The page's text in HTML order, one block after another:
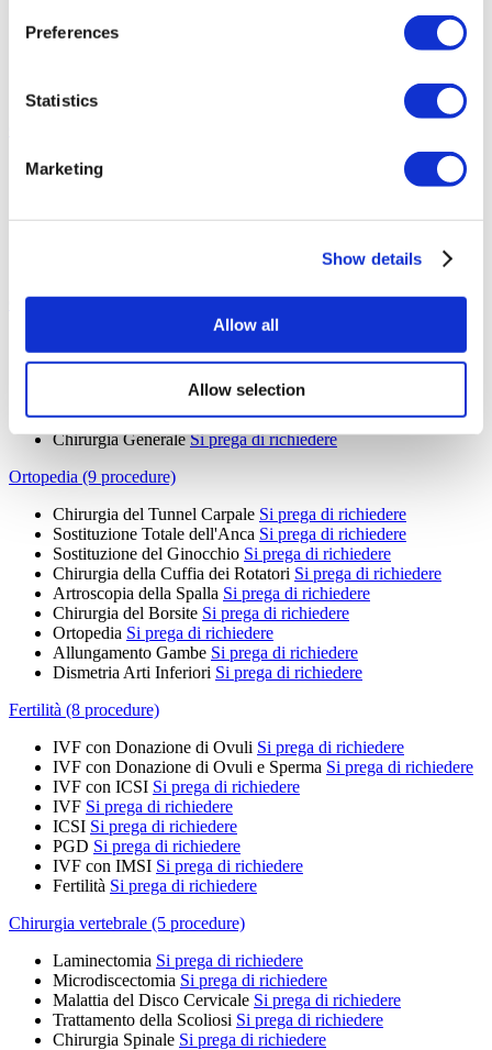
Preferences
Statistics
Marketing
Show details
Allow all
Allow selection
Trapianto Capelli DHI
Trapianto Capelli Donna
Settoplastica
Adenotonsillectomia Da 3.800 €
Si prega di richiedere
Chirurgia Generale (6 procedure)
Mastectomia Da 5.000 €
Si prega di richiedere
Si prega di richiedere
Trapianto Midollo Osseo Si prega di richiedere
Chirurgia Generale Si prega di richiedere
Ortopedia (9 procedure)
Chirurgia del Tunnel Carpale Si prega di richiedere
Sostituzione Totale dell'Anca Si prega di richiedere
Sostituzione del Ginocchio Si prega di richiedere
Chirurgia della Cuffia dei Rotatori Si prega di richiedere
Artroscopia della Spalla Si prega di richiedere
Chirurgia del Borsite Si prega di richiedere
Ortopedia Si prega di richiedere
Allungamento Gambe Si prega di richiedere
Dismetria Arti Inferiori Si prega di richiedere
Fertilità (8 procedure)
IVF con Donazione di Ovuli Si prega di richiedere
IVF con Donazione di Ovuli e Sperma Si prega di richiedere
IVF con ICSI Si prega di richiedere
IVF Si prega di richiedere
ICSI Si prega di richiedere
PGD Si prega di richiedere
IVF con IMSI Si prega di richiedere
Fertilità Si prega di richiedere
Chirurgia vertebrale (5 procedure)
Laminectomia Si prega di richiedere
Microdiscectomia Si prega di richiedere
Malattia del Disco Cervicale Si prega di richiedere
Trattamento della Scoliosi Si prega di richiedere
Chirurgia Spinale Si prega di richiedere